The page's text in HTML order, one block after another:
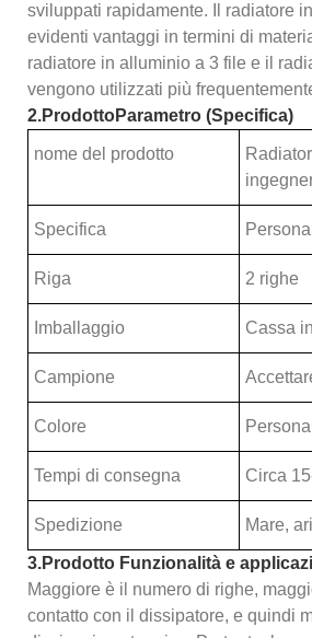
sviluppati rapidamente. Il radiatore
evidenti vantaggi in termini di
radiatore in alluminio a 3 file e il
vengono utilizzati più
2.ProdottoParametro (Specifica)
nome del prodotto
Specifica
Riga 2 righe
Imballaggio Cassa
Campione
Colore
Tempi di consegna Circa
Spedizione Mare,
3.Prodotto Funzionalità e
Maggiore è il numero di righe,
contatto con il dissipatore, e quindi